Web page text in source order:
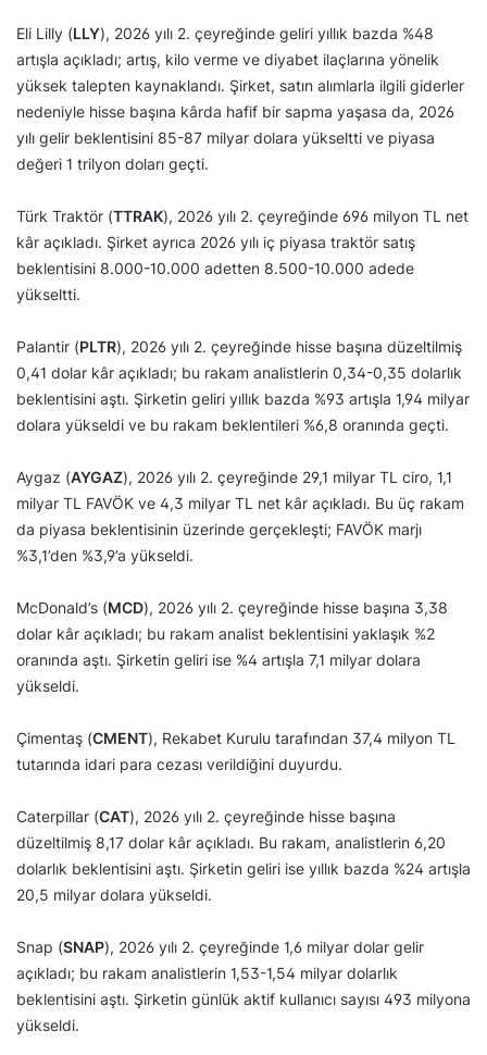
Eli Lilly (LLY), 2026 yılı 2. çeyreğinde geliri yıllık bazda %48
artışla açıkladı; artış, kilo verme ve diyabet ilaçlarına yönelik
yüksek talepten kaynaklandı. Şirket, satın alımlarla ilgili giderler
nedeniyle hisse başına kârda hafif bir sapma yaşasa da, 2026
yılı gelir beklentisini 85-87 milyar dolara yükseltti ve piyasa
değeri 1 trilyon doları geçti.
Türk Traktör (TTRAK), 2026 yılı 2. çeyreğinde 696 milyon TL net
kâr açıkladı. Şirket ayrıca 2026 yılı iç piyasa traktör satış
beklentisini 8.000-10.000 adetten 8.500-10.000 adede
yükseltti.
Palantir (PLTR), 2026 yılı 2. çeyreğinde hisse başına düzeltilmiş
0,41 dolar kâr açıkladı; bu rakam analistlerin 0,34-0,35 dolarlık
beklentisini aştı. Şirketin geliri yıllık bazda %93 artışla 1,94 milyar
dolara yükseldi ve bu rakam beklentileri %6,8 oranında geçti.
Aygaz (AYGAZ), 2026 yılı 2. çeyreğinde 29,1 milyar TL ciro, 1,1
milyar TL FAVÖK ve 4,3 milyar TL net kâr açıkladı. Bu üç rakam
da piyasa beklentisinin üzerinde gerçekleşti; FAVÖK marjı
%3,1’den %3,9’a yükseldi.
McDonald’s (MCD), 2026 yılı 2. çeyreğinde hisse başına 3,38
dolar kâr açıkladı; bu rakam analist beklentisini yaklaşık %2
oranında aştı. Şirketin geliri ise %4 artışla 7,1 milyar dolara
yükseldi.
Çimentaş (CMENT), Rekabet Kurulu tarafından 37,4 milyon TL
tutarında idari para cezası verildiğini duyurdu.
Caterpillar (CAT), 2026 yılı 2. çeyreğinde hisse başına
düzeltilmiş 8,17 dolar kâr açıkladı. Bu rakam, analistlerin 6,20
dolarlık beklentisini aştı. Şirketin geliri ise yıllık bazda %24 artışla
20,5 milyar dolara yükseldi.
Snap (SNAP), 2026 yılı 2. çeyreğinde 1,6 milyar dolar gelir
açıkladı; bu rakam analistlerin 1,53-1,54 milyar dolarlık
beklentisini aştı. Şirketin günlük aktif kullanıcı sayısı 493 milyona
yükseldi.